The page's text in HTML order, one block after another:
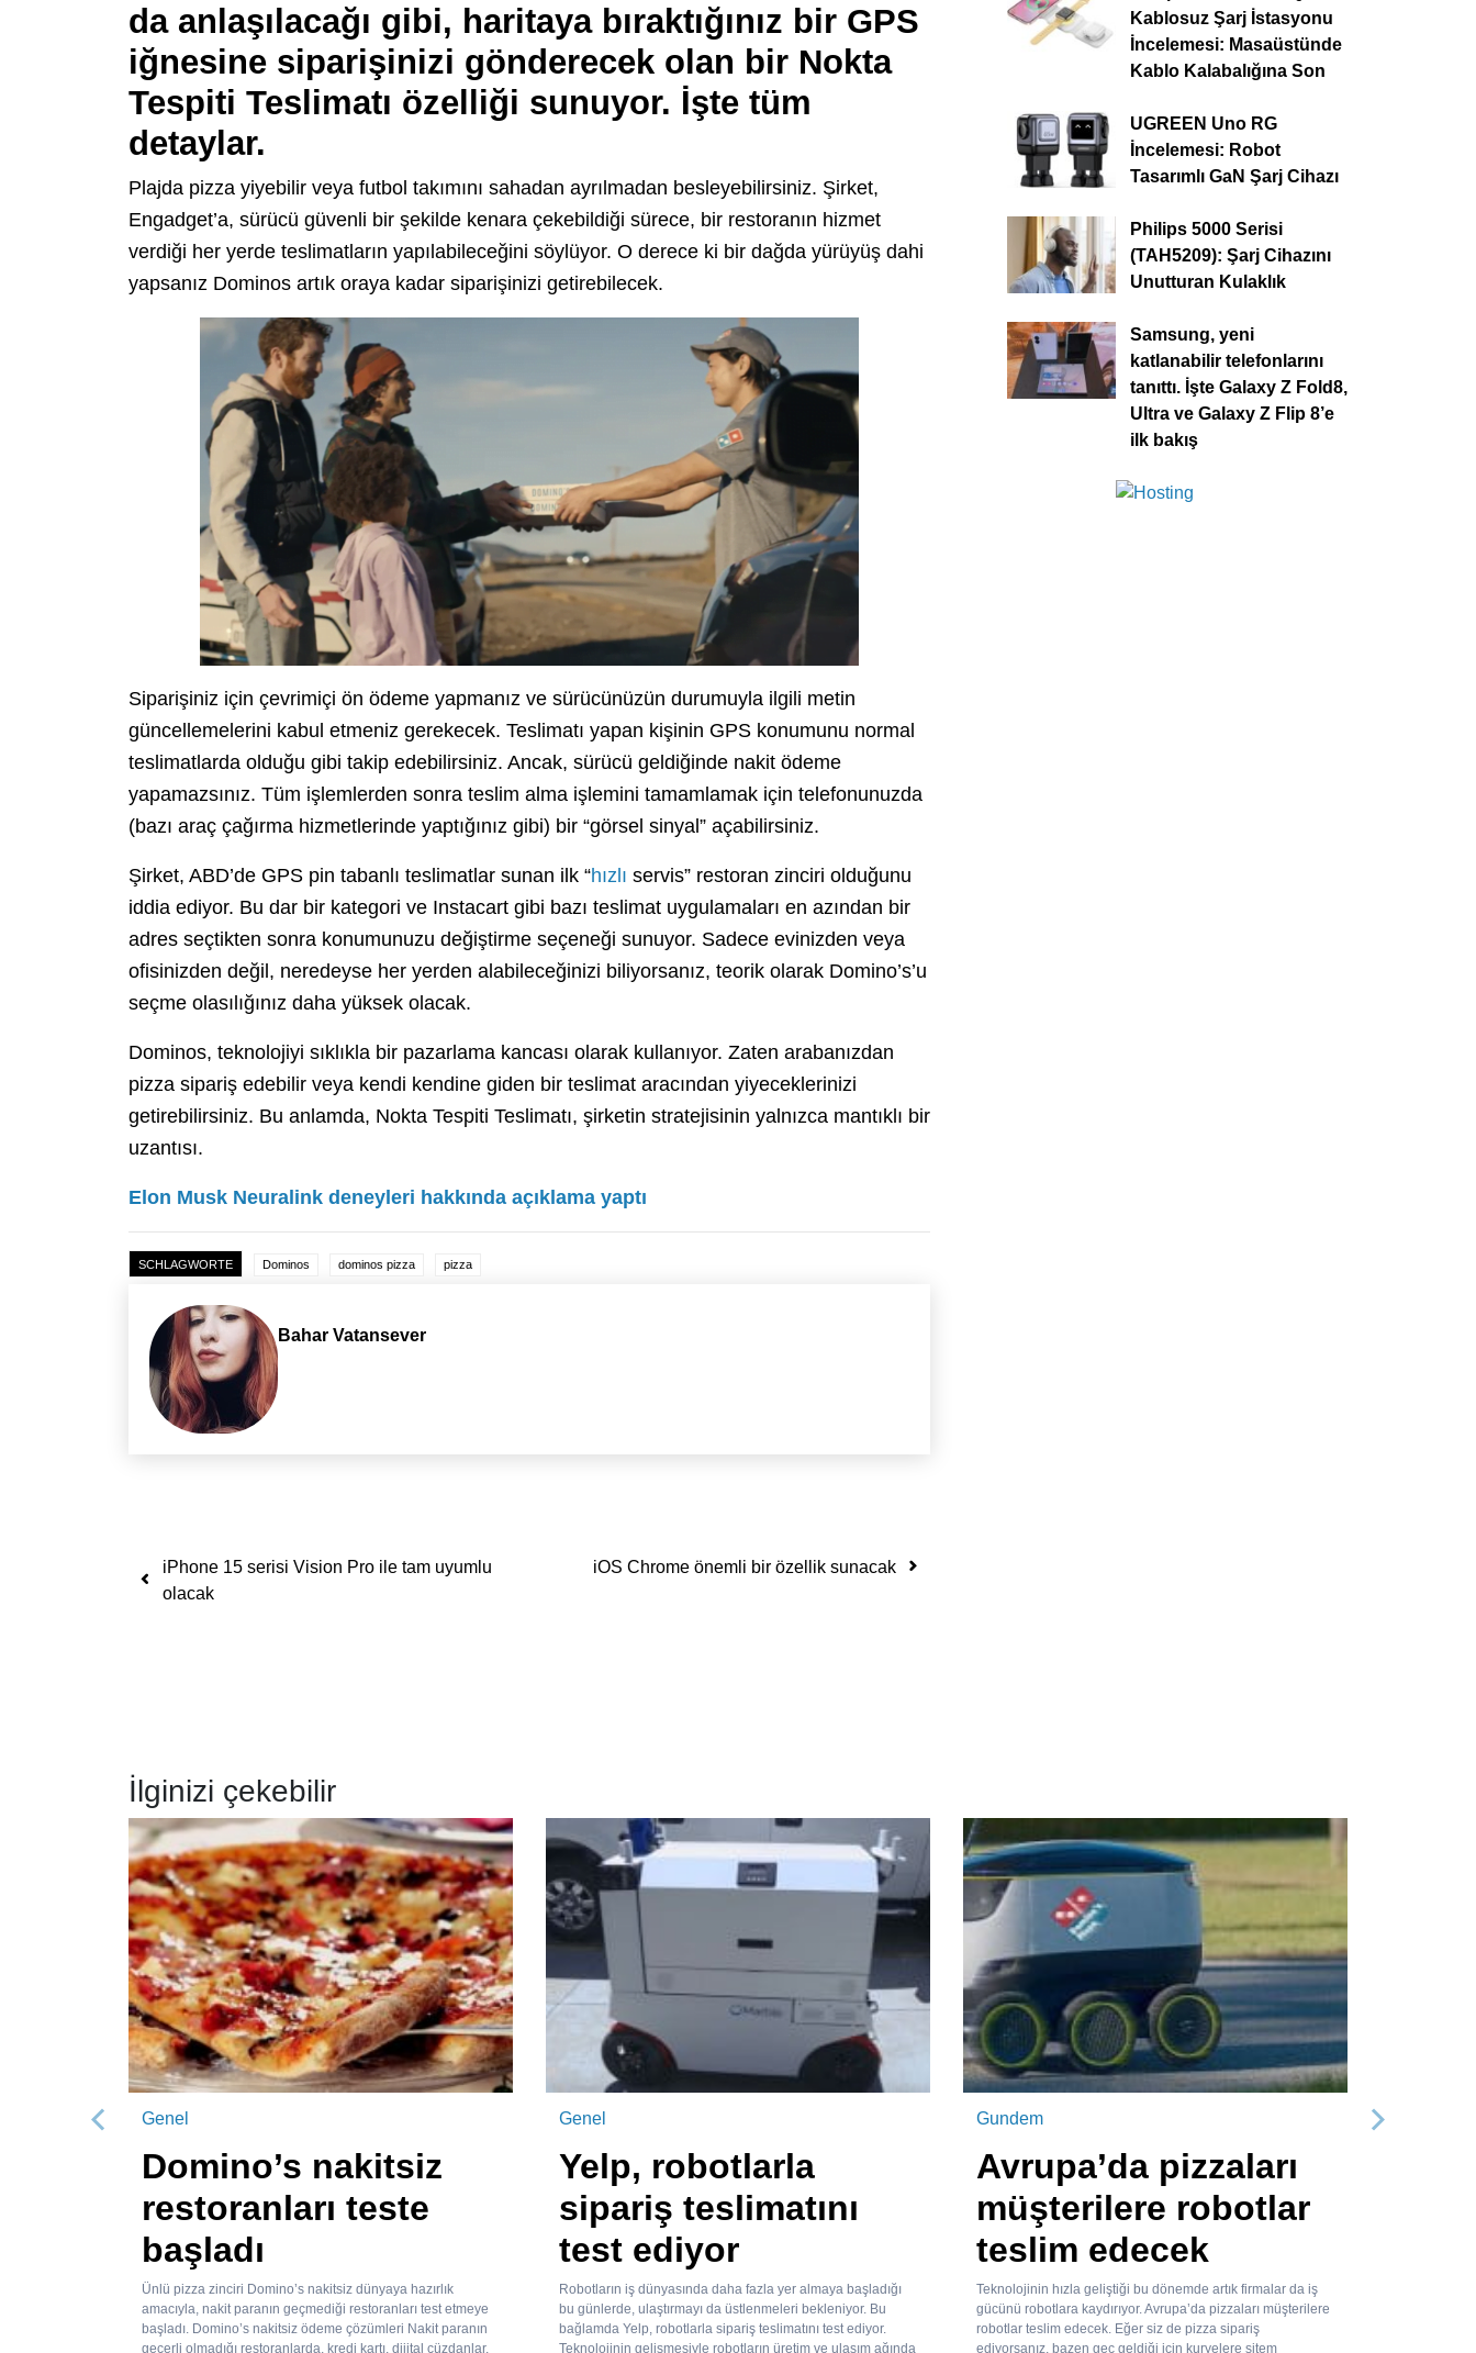
da anlaşılacağı gibi, haritaya bıraktığınız bir GPS
iğnesine siparişinizi gönderecek olan bir Nokta
Tespiti Teslimatı özelliği sunuyor. İşte tüm
detaylar.
Plajda pizza yiyebilir veya futbol takımını sahadan ayrılmadan besleyebilirsiniz. Şirket,
Engadget’a, sürücü güvenli bir şekilde kenara çekebildiği sürece, bir restoranın hizmet
verdiği her yerde teslimatların yapılabileceğini söylüyor. O derece ki bir dağda yürüyüş dahi
yapsanız Dominos artık oraya kadar siparişinizi getirebilecek.
Siparişiniz için çevrimiçi ön ödeme yapmanız ve sürücünüzün durumuyla ilgili metin
güncellemelerini kabul etmeniz gerekecek. Teslimatı yapan kişinin GPS konumunu normal
teslimatlarda olduğu gibi takip edebilirsiniz. Ancak, sürücü geldiğinde nakit ödeme
yapamazsınız. Tüm işlemlerden sonra teslim alma işlemini tamamlamak için telefonunuzda
(bazı araç çağırma hizmetlerinde yaptığınız gibi) bir “görsel sinyal” açabilirsiniz.
Şirket, ABD’de GPS pin tabanlı teslimatlar sunan ilk “hızlı servis” restoran zinciri olduğunu
iddia ediyor. Bu dar bir kategori ve Instacart gibi bazı teslimat uygulamaları en azından bir
adres seçtikten sonra konumunuzu değiştirme seçeneği sunuyor. Sadece evinizden veya
ofisinizden değil, neredeyse her yerden alabileceğinizi biliyorsanız, teorik olarak Domino’s’u
seçme olasılığınız daha yüksek olacak.
Dominos, teknolojiyi sıklıkla bir pazarlama kancası olarak kullanıyor. Zaten arabanızdan
pizza sipariş edebilir veya kendi kendine giden bir teslimat aracından yiyeceklerinizi
getirebilirsiniz. Bu anlamda, Nokta Tespiti Teslimatı, şirketin stratejisinin yalnızca mantıklı bir
uzantısı.
Elon Musk Neuralink deneyleri hakkında açıklama yaptı
SCHLAGWORTE Dominos dominos pizza pizza
Bahar Vatansever
Yazı dolaşımı
iPhone 15 serisi Vision Pro ile tam uyumlu
olacak
iOS Chrome önemli bir özellik sunacak
Kablosuz Şarj İstasyonu
İncelemesi: Masaüstünde
Kablo Kalabalığına Son
UGREEN Uno RG
İncelemesi: Robot
Tasarımlı GaN Şarj Cihazı
Philips 5000 Serisi
(TAH5209): Şarj Cihazını
Unutturan Kulaklık
Samsung, yeni
katlanabilir telefonlarını
tanıttı. İşte Galaxy Z Fold8,
Ultra ve Galaxy Z Flip 8’e
ilk bakış
İlginizi çekebilir
Genel
Domino’s nakitsiz
restoranları teste
başladı
Ünlü pizza zinciri Domino’s nakitsiz dünyaya hazırlık
amacıyla, nakit paranın geçmediği restoranları test etmeye
başladı. Domino’s nakitsiz ödeme çözümleri Nakit paranın
geçerli olmadığı restoranlarda, kredi kartı, dijital cüzdanlar,
Genel
Yelp, robotlarla
sipariş teslimatını
test ediyor
Robotların iş dünyasında daha fazla yer almaya başladığı
bu günlerde, ulaştırmayı da üstlenmeleri bekleniyor. Bu
bağlamda Yelp, robotlarla sipariş teslimatını test ediyor.
Teknolojinin gelişmesiyle robotların üretim ve ulaşım ağında
Gundem
Avrupa’da pizzaları
müşterilere robotlar
teslim edecek
Teknolojinin hızla geliştiği bu dönemde artık firmalar da iş
gücünü robotlara kaydırıyor. Avrupa’da pizzaları müşterilere
robotlar teslim edecek. Eğer siz de pizza sipariş
ediyorsanız, bazen geç geldiği için kuryelere sitem
Önceki Sonraki